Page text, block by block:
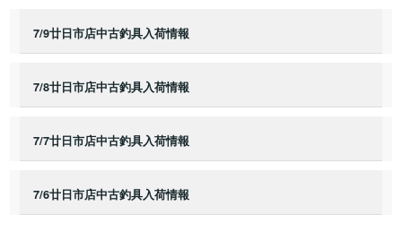
7/9廿日市店中古釣具入荷情報
7/8廿日市店中古釣具入荷情報
7/7廿日市店中古釣具入荷情報
7/6廿日市店中古釣具入荷情報